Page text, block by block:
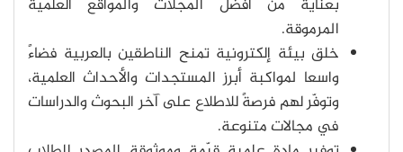
بعناية من أفضل المجلات والمواقع العلمية
المرموقة.
خلق بيئة إلكترونية تمنح الناطقين بالعربية فضاءً
واسعا لمواكبة أبرز المستجدات والأحداث العلمية،
وتوفّر لهم فرصةً للاطلاع على آخر البحوث والدراسات
في مجالات متنوعة.